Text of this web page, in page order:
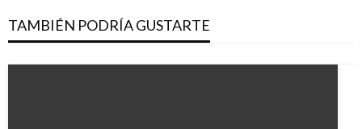
TAMBIÉN PODRÍA GUSTARTE